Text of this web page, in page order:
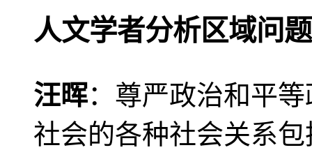
人文学者分析区域问题
汪晖：尊严政治和平
社会的各种社会关系